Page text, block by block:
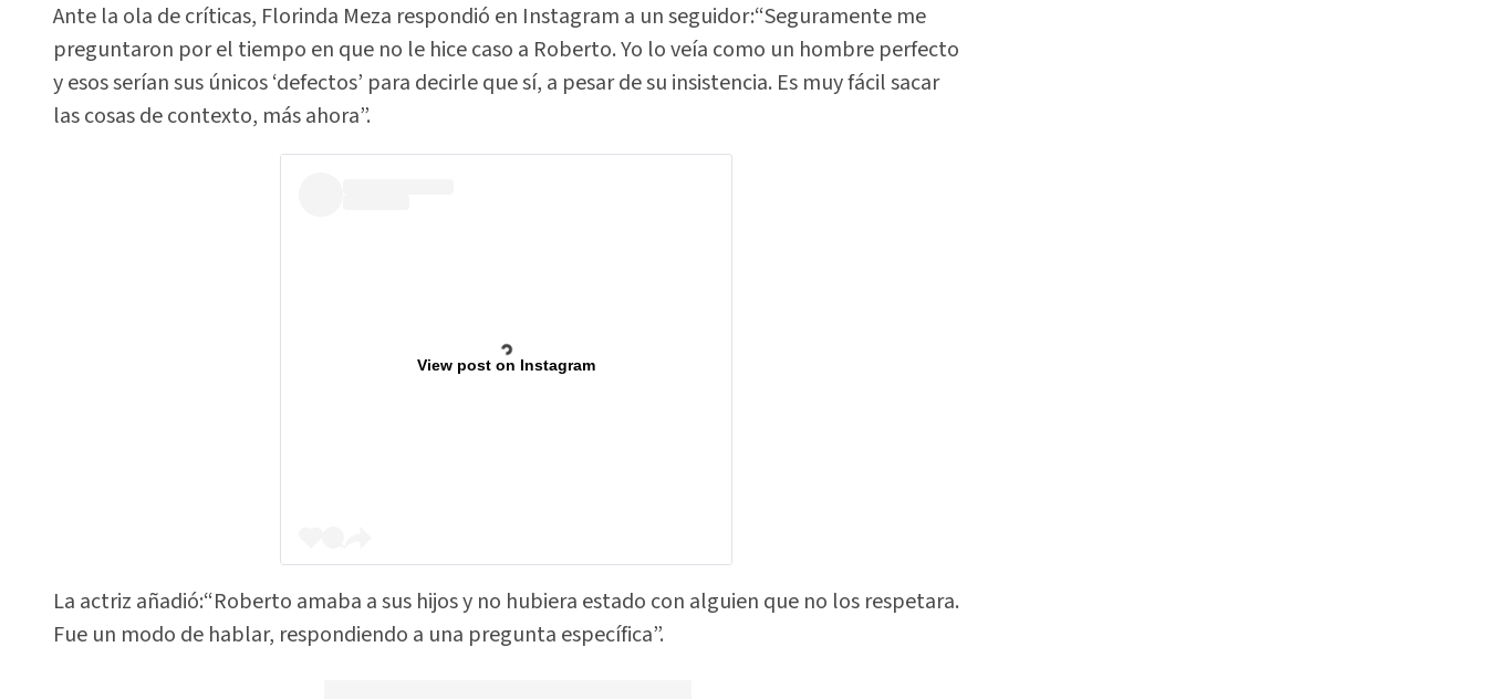
Ante la ola de críticas, Florinda Meza respondió en Instagram a un seguidor:“Seguramente me
preguntaron por el tiempo en que no le hice caso a Roberto. Yo lo veía como un hombre perfecto
y esos serían sus únicos ‘defectos’ para decirle que sí, a pesar de su insistencia. Es muy fácil sacar
las cosas de contexto, más ahora”.
View post on Instagram
La actriz añadió:“Roberto amaba a sus hijos y no hubiera estado con alguien que no los respetara.
Fue un modo de hablar, respondiendo a una pregunta específica”.